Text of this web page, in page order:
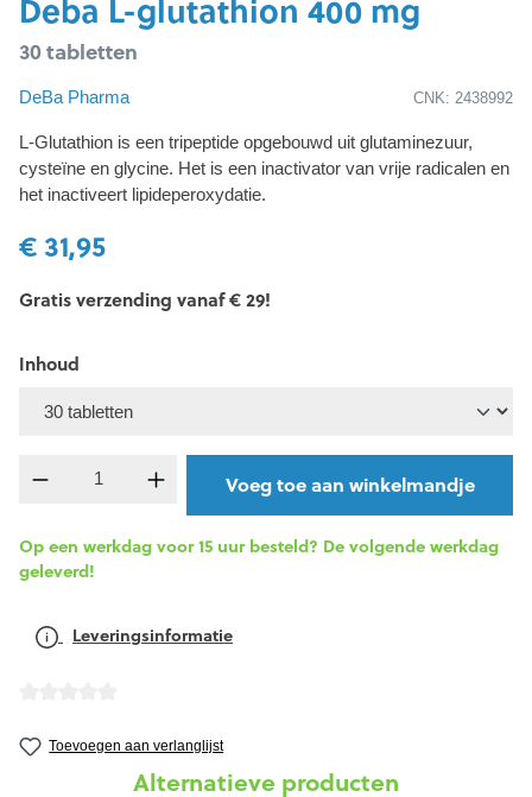
Deba L-glutathion 400 mg
30 tabletten
DeBa Pharma CNK: 2438992
L-Glutathion is een tripeptide opgebouwd uit glutaminezuur,
cysteïne en glycine. Het is een inactivator van vrije radicalen en
het inactiveert lipideperoxydatie.
€ 31,95
Gratis verzending vanaf € 29!
Inhoud
Producthoeveelheid: Voer de gewenste
Voeg toe aan winkelmandje
Op een werkdag voor 15 uur besteld? De volgende werkdag
geleverd!
Leveringsinformatie
Toevoegen aan verlanglijst
Alternatieve producten